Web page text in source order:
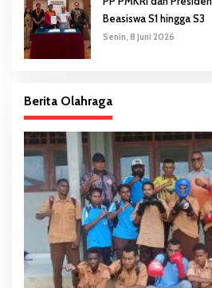
Beasiswa S1 hingga S3
Senin, 8 Juni 2026
Berita Olahraga